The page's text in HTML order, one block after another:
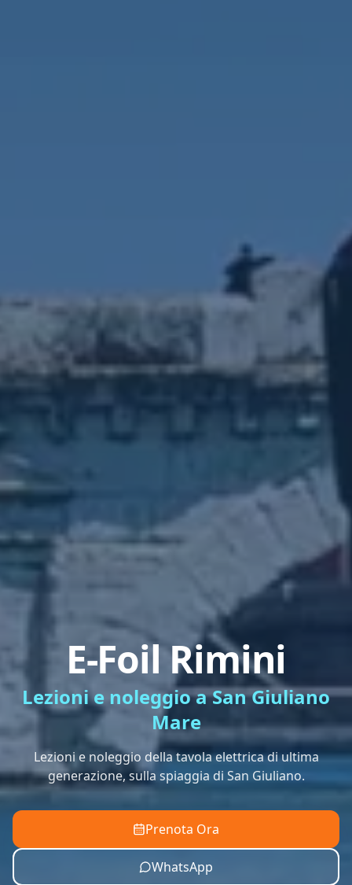
E-Foil Rimini
Lezioni e noleggio a San Giuliano
Mare
Lezioni e noleggio della tavola elettrica di ultima
generazione, sulla spiaggia di San Giuliano.
Prenota Ora
WhatsApp